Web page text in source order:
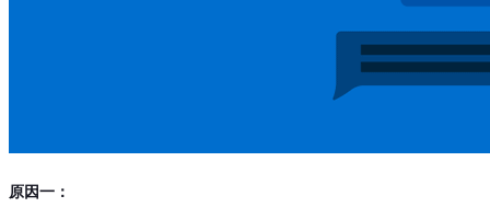
原因一：